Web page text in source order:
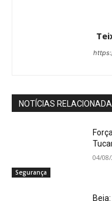
NOTÍCIAS
Segurança
04/